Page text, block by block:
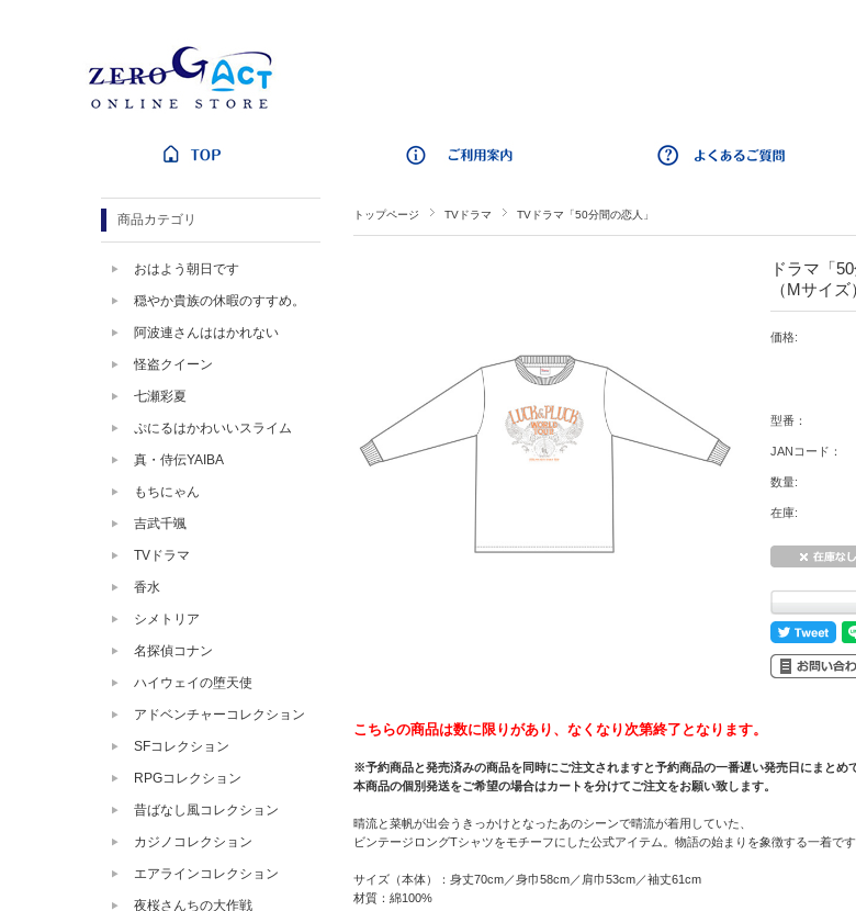
トップページ TVドラマ TVドラマ「50分間の恋人」
ドラマ「
（Mサイズ
価格:
型番：
JANコード：
数量:
在庫:
こちらの商品は数に限りがあり、なくなり次第終了となります。
※予約商品と発売済みの商品を同時にご注文されますと予約商品の一番遅い発売日にまとめ
本商品の個別発送をご希望の場合はカートを分けてご注文をお願い致します。
晴流と菜帆が出会うきっかけとなったあのシーンで晴流が着用していた、
ビンテージロングTシャツをモチーフにした公式アイテム。物語の始まりを象徴する一着です
サイズ（本体）：身丈70cm／身巾58cm／肩巾53cm／袖丈61cm
材質：綿100%
商品カテゴリ
おはよう朝日です
穏やか貴族の休暇のすすめ。
阿波連さんははかれない
怪盗クイーン
七瀬彩夏
ぷにるはかわいいスライム
真・侍伝YAIBA
もちにゃん
吉武千颯
TVドラマ
香水
シメトリア
名探偵コナン
ハイウェイの堕天使
アドベンチャーコレクション
SFコレクション
RPGコレクション
昔ばなし風コレクション
カジノコレクション
エアラインコレクション
夜桜さんちの大作戦